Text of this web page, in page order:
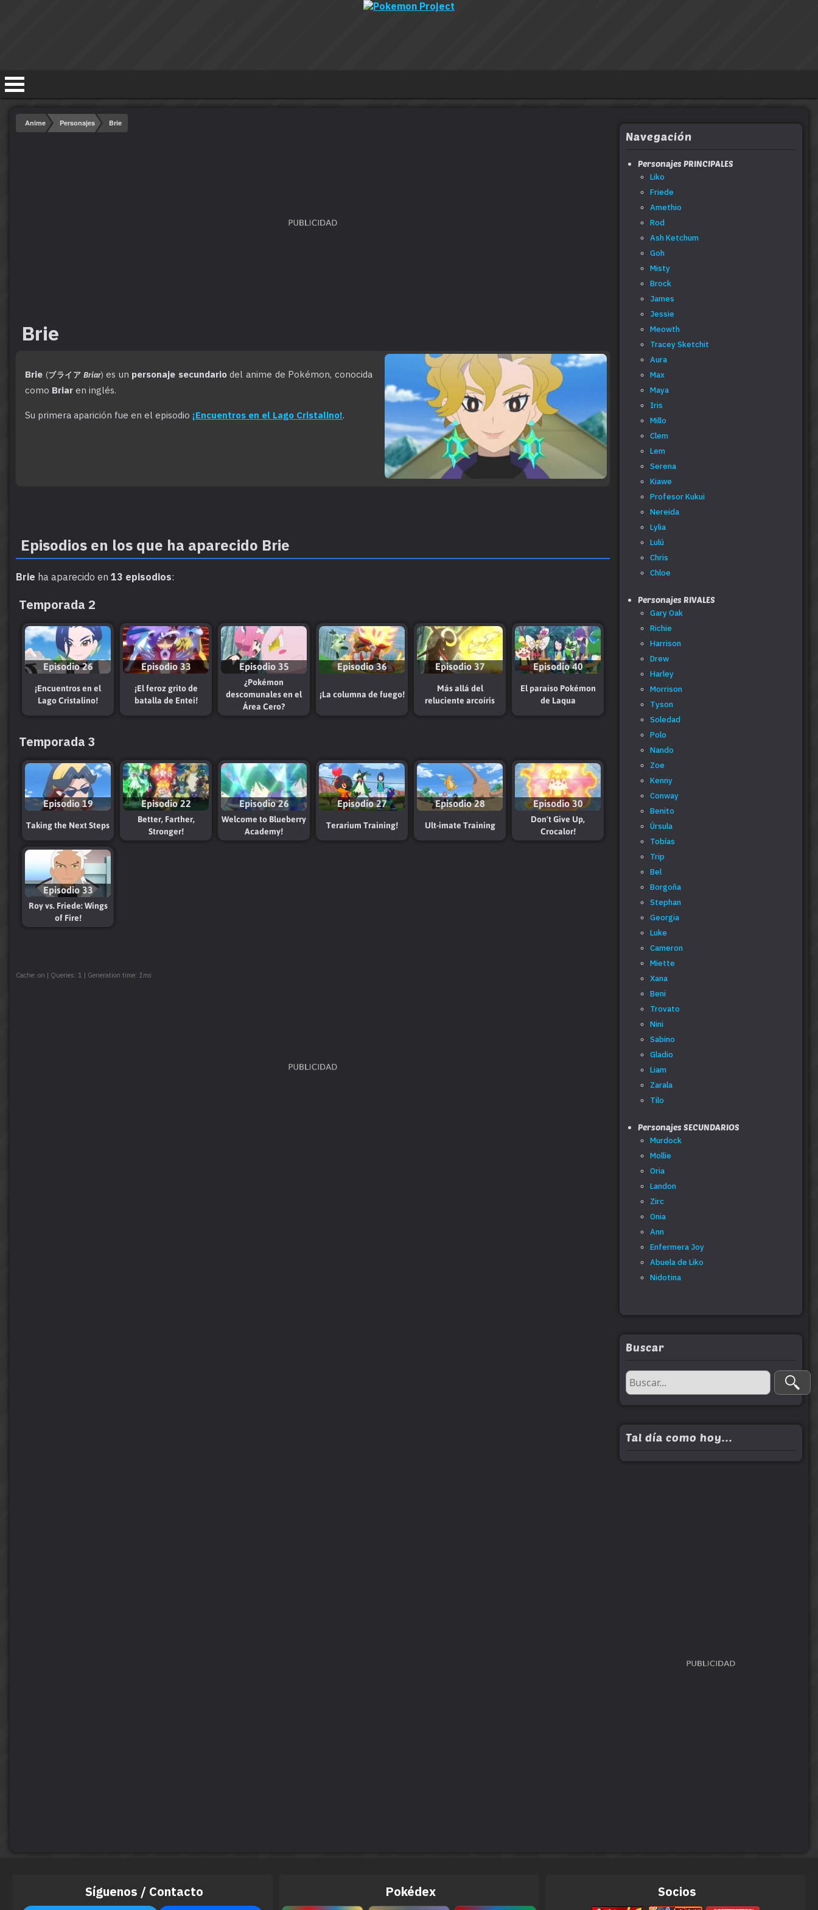
Anime Personajes Brie
Brie
Brie (ブライア Briar) es un personaje secundariodel anime de Pokémon, conocida
como Briar en inglés.
Su primera aparición fue en el episodio ¡Encuentros en el Lago Cristalino!.
Episodios en los que ha aparecido Brie
Brie ha aparecido en 13 episodios:
Temporada 2
Episodio 26
¡Encuentros en el
Lago Cristalino!
Episodio 33
¡El feroz grito de
batalla de Entei!
Episodio 35
¿Pokémon
descomunales en el
Área Cero?
Episodio 36
¡La columna de fuego!
Episodio 37
Más allá del
reluciente arcoíris
Episodio 40
El paraíso Pokémon
de Laqua
Temporada 3
Episodio 19
Taking the Next Steps
Episodio 22
Better, Farther,
Stronger!
Episodio 26
Welcome to Blueberry
Academy!
Episodio 27
Terarium Training!
Episodio 28
Ult-imate Training
Episodio 30
Don't Give Up,
Crocalor!
Episodio 33
Roy vs. Friede: Wings
of Fire!
Cache: on | Queries: 1 | Generation time: 1ms
Navegación
Personajes PRINCIPALES
Liko
Friede
Amethio
Rod
Ash Ketchum
Goh
Misty
Brock
James
Jessie
Meowth
Tracey Sketchit
Aura
Max
Maya
Iris
Millo
Clem
Lem
Serena
Kiawe
Profesor Kukui
Nereida
Lylia
Lulú
Chris
Chloe
Personajes RIVALES
Gary Oak
Richie
Harrison
Drew
Harley
Morrison
Tyson
Soledad
Polo
Nando
Zoe
Kenny
Conway
Benito
Úrsula
Tobías
Trip
Bel
Borgoña
Stephan
Georgia
Luke
Cameron
Miette
Xana
Beni
Trovato
Nini
Sabino
Gladio
Liam
Zarala
Tilo
Personajes SECUNDARIOS
Murdock
Mollie
Oria
Landon
Zirc
Onia
Ann
Enfermera Joy
Abuela de Liko
Nidotina
Buscar
Tal día como hoy...
Síguenos / Contacto Pokédex Socios